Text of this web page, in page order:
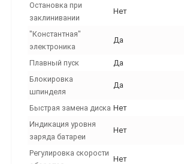
Остановка при
заклинивании
Нет
"Константная"
электроника
Да
Плавный пуск
Да
Блокировка
шпинделя
Да
Быстрая замена диска Нет
Индикация уровня
заряда батареи
Нет
Регулировка скорости
Нет